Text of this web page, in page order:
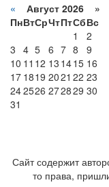
« Август 2026 »
ПнВтСрЧтПтСбВс
1
2
3 4 5 6 7 8
9
10 11 12 13 1415 16
17 1819 2021 22 23
242526 272829 30
31
Сайт содержит
то права,